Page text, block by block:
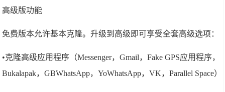
高级版功能
免费版本允许基本克隆。升级到高级即可享受全套高级选项：
•克隆高级应用程序（Messenger，Gmail，Fake GPS应用程序，
Bukalapak，GBWhatsApp，YoWhatsApp，VK，Parallel Space）